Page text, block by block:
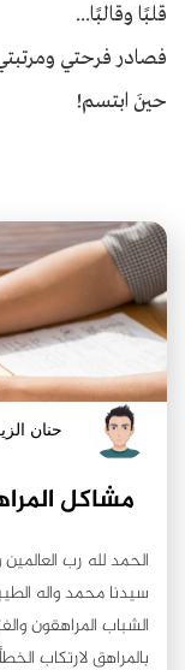
قلبًا وقالبًا...
فصادر فرحتي
حينَ ابتسم!
حنان
مشاكل
الحمد لله رب
سيدنا محمد واله
الشباب المراهقون
بالمراهق لارتكاب